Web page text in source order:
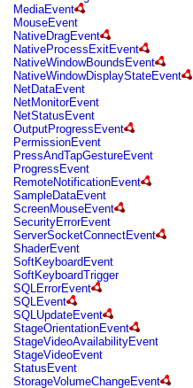
flash.utils
flash.xml
flashx.textLayout
flashx.textLayout.compose
flashx.textLayout.container
flashx.textLayout.conversion
flashx.textLayout.edit
flashx.textLayout.elements
flashx.textLayout.events
flashx.textLayout.factory
flashx.textLayout.formats
flashx.textLayout.operations
flashx.textLayout.utils
flashx.undo
mx.accessibility
mx.automation
mx.automation.air
mx.automation.delegates
mx.automation.delegates.charts
mx.automation.delegates.containers
mx.automation.delegates.controls
mx.automation.delegates.core
mx.automation.events
mx.binding
MediaEvent
MouseEvent
NativeDragEvent
NativeProcessExitEvent
NativeWindowBoundsEvent
NativeWindowDisplayStateEvent
NetDataEvent
NetMonitorEvent
NetStatusEvent
OutputProgressEvent
PermissionEvent
PressAndTapGestureEvent
ProgressEvent
RemoteNotificationEvent
SampleDataEvent
ScreenMouseEvent
SecurityErrorEvent
ServerSocketConnectEvent
ShaderEvent
SoftKeyboardEvent
SoftKeyboardTrigger
SQLErrorEvent
SQLEvent
SQLUpdateEvent
StageOrientationEvent
StageVideoAvailabilityEvent
StageVideoEvent
StatusEvent
StorageVolumeChangeEvent